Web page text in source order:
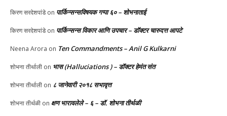
किरण सरदेशपांडेon पार्किन्सन्सविषयक गप्पा ६० – शोभनाताई
किरण सरदेशपांडेon पार्किन्सन्स विकार आणि उपचार – डॉक्टर चारुदत्त आपटे
Neena Arora on Ten Commandments – Anil G Kulkarni
शोभना तीर्थाली on भास (Halluciations ) – डॉक्टर हेमंत संत
शोभना तीर्थाली on ८ जानेवारी २०१८ सभावृत्त
शोभना तीर्थळी on क्षण भारावलेले – ६ – डॉ. शोभना तीर्थळी